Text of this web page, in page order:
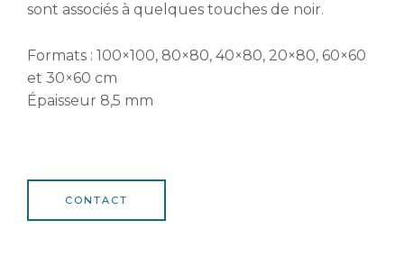
sont associés à quelques touches de noir.
Formats : 100×100, 80×80, 40×80, 20×80, 60×60
et 30×60 cm
Épaisseur 8,5 mm
CONTACT